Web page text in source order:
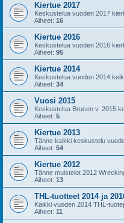
Kiertue 2017
Keskustelua vuoden 2017
Aiheet: 16
Kiertue 2016
Keskustelua vuoden 2016
Aiheet: 95
Kiertue 2014
Keskustelua vuoden 2014
Aiheet: 34
Vuosi 2015
Keskustelua Brucen v. 2015
Aiheet: 5
Kiertue 2013
Tänne kaikki keskustelu
Aiheet: 54
Kiertue 2012
Tänne muistelot 2012
Aiheet: 13
THL-tuotteet 2014 ja
Kaikki vuoden 2014 THL-
Aiheet: 11